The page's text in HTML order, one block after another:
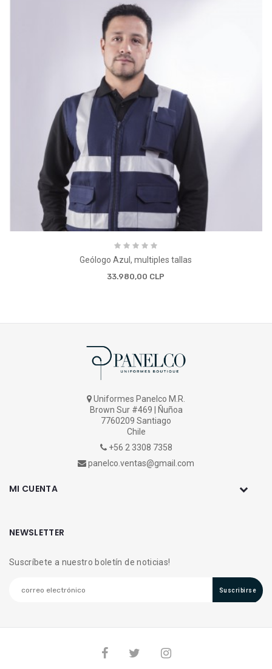
Geólogo Azul, multiples tallas
33.980,00 CLP
Uniformes Panelco M.R.
Brown Sur #469 | Ñuñoa
7760209 Santiago
Chile
+56 2 3308 7358
panelco.ventas@gmail.com
MI CUENTA
NEWSLETTER
Suscríbete a nuestro boletín de noticias!
Suscribirse